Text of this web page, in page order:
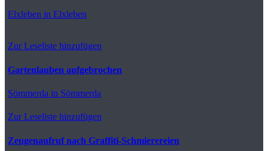
Elxleben in Elxleben
Zur Leseliste hinzufügen
Gartenlauben aufgebrochen
Sömmerda in Sömmerda
Zur Leseliste hinzufügen
Zeugenaufruf nach Graffiti-Schmierereien